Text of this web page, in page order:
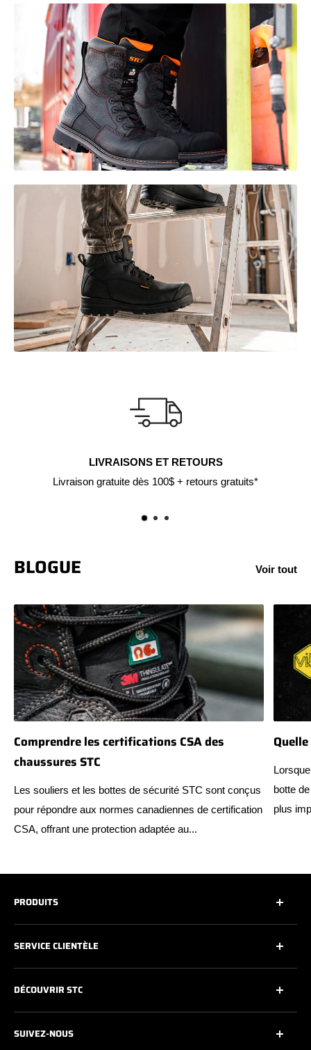
CARTE-CADEAU
Offrez les produits STC en cadeau
BLOGUE Voir tout
Comprendre les certifications CSA des
chaussures STC
Les souliers et les bottes de sécurité STC sont conçus
pour répondre aux normes canadiennes de certification
CSA, offrant une protection adaptée au...
botte
plus
PRODUITS
Toutes les chaussures de sécurité
Souliers de travail
Souliers de travail athlétiques
Bottes de travail de 6''
Bottes de travail 8'' & +
SERVICE CLIENTÈLE
Entretien des chaussures
Garantie
Politique de livraison
DÉCOUVRIR STC
Technologies
SUIVEZ-NOUS